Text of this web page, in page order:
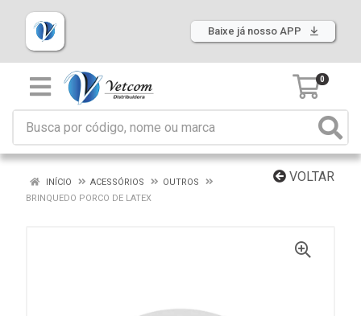
Baixe já nosso APP
0
VOLTAR
INÍCIO ACESSÓRIOS
OUTROS
BRINQUEDO PORCO DE LATEX